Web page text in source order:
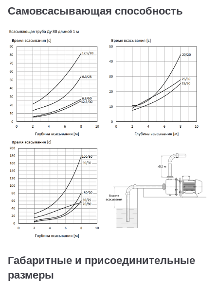
Самовсасывающая способность
Габаритные и присоединительные
размеры